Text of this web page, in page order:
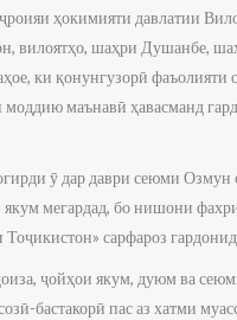
ҳокимияти давлатии
вилоятҳо, шаҳри Душанбе,
ки қонунгузорӣ фаъолияти
моддию маънавӣ ҳавасманд
ӯ дар даври сеюми Озмун
мегардад, бо нишони
сарфароз
ҷойҳои якум, дуюм ва
бастакорӣ пас аз хатми